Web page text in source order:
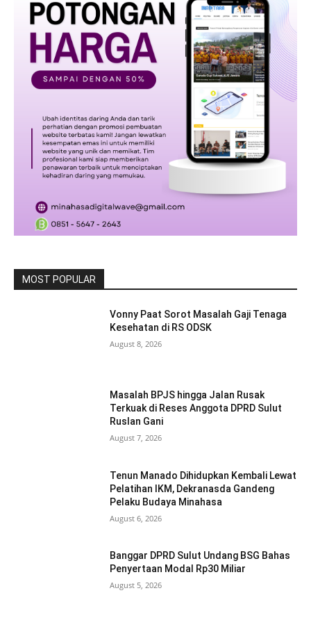
MOST POPULAR
Vonny Paat Sorot Masalah Gaji Tenaga
Kesehatan di RS ODSK
August 8, 2026
Masalah BPJS hingga Jalan Rusak
Terkuak di Reses Anggota DPRD Sulut
Ruslan Gani
August 7, 2026
Tenun Manado Dihidupkan Kembali Lewat
Pelatihan IKM, Dekranasda Gandeng
Pelaku Budaya Minahasa
August 6, 2026
Banggar DPRD Sulut Undang BSG Bahas
Penyertaan Modal Rp30 Miliar
August 5, 2026